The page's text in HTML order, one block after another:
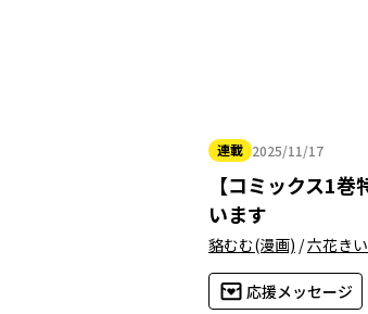
連載 2025/11/17
2025年11月17日
【コミックス1巻
います
貉むむ(漫画) /六花きい
応援メッセージ